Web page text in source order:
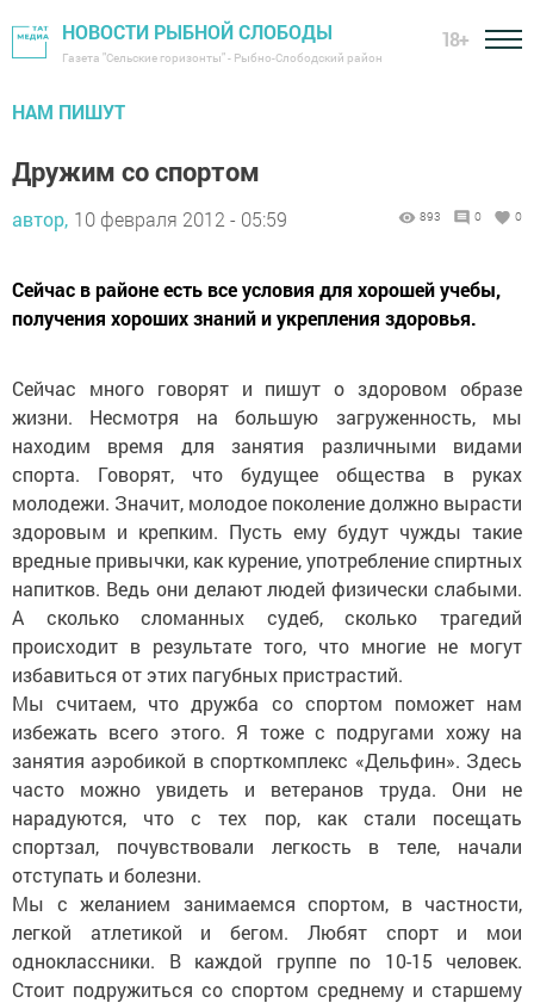
НОВОСТИ РЫБНОЙ СЛОБОДЫ
Газета "Сельские горизонты" - Рыбно-Слободский район
18+
НАМ ПИШУТ
Дружим со спортом
автор, 10 февраля 2012 - 05:59 893 0 0
Сейчас в районе есть все условия для хорошей учебы,
получения хороших знаний и укрепления здоровья.
Сейчас много говорят и пишут о здоровом образе
жизни. Несмотря на большую загруженность, мы
находим время для занятия различными видами
спорта. Говорят, что будущее общества в руках
молодежи. Значит, молодое поколение должно вырасти
здоровым и крепким. Пусть ему будут чужды такие
вредные привычки, как курение, употребление спиртных
напитков. Ведь они делают людей физически слабыми.
А сколько сломанных судеб, сколько трагедий
происходит в результате того, что многие не могут
избавиться от этих пагубных пристрастий.
Мы считаем, что дружба со спортом поможет нам
избежать всего этого. Я тоже с подругами хожу на
занятия аэробикой в спорткомплекс «Дельфин». Здесь
часто можно увидеть и ветеранов труда. Они не
нарадуются, что с тех пор, как стали посещать
спортзал, почувствовали легкость в теле, начали
отступать и болезни.
Мы с желанием занимаемся спортом, в частности,
легкой атлетикой и бегом. Любят спорт и мои
одноклассники. В каждой группе по 10-15 человек.
Стоит подружиться со спортом среднему и старшему